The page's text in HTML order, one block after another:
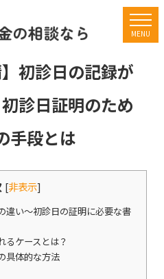
MENU
】初診日の記録が
診日証明のため
手段とは
[非表示]
違い〜初診日の証明に必要な書
るケースとは？
具体的な方法